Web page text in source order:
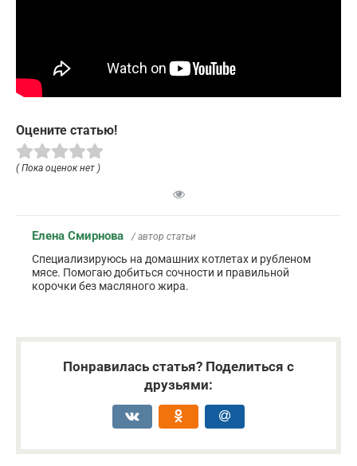
Оцените статью!
( Пока оценок нет )
Елена Смирнова / автор статьи
Специализируюсь на домашних котлетах и рубленом
мясе. Помогаю добиться сочности и правильной
корочки без масляного жира.
Понравилась статья? Поделиться с
друзьями: